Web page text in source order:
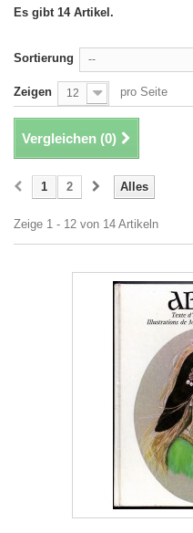
Es gibt 14 Artikel.
Sortierung --
Zeigen 12 pro Seite
Vergleichen (0)
Alles
1 2
Zeige 1 - 12 von 14 Artikeln